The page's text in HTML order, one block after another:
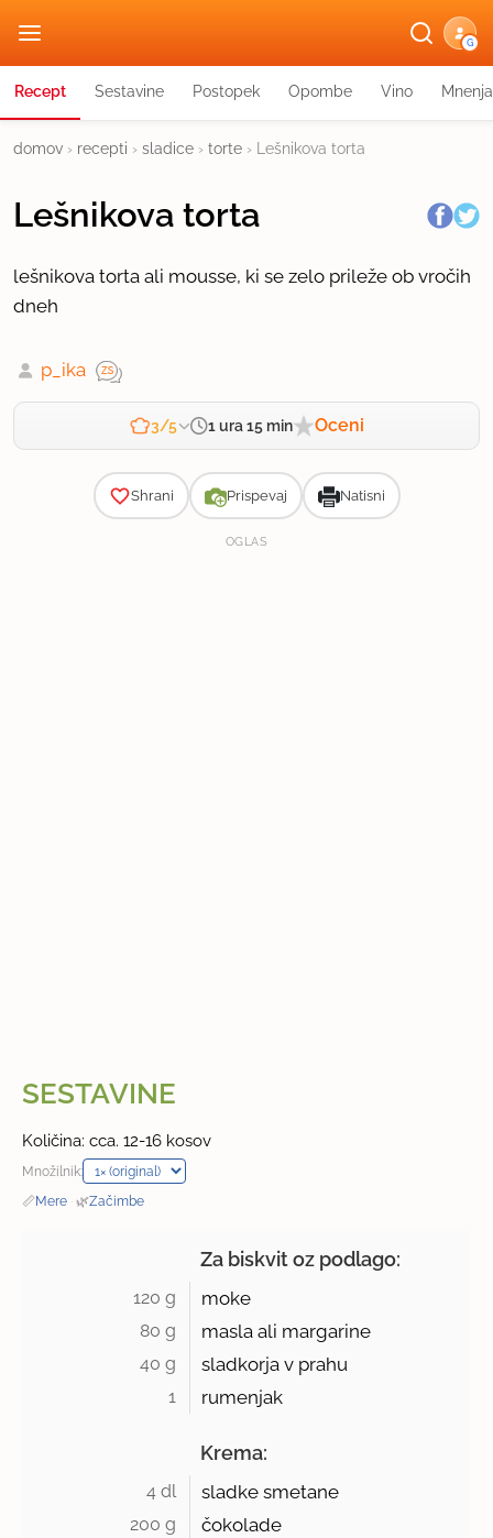
G
Recept Sestavine Postopek Opombe Vino Mnenja
domov › recepti › sladice › torte › Lešnikova torta
Lešnikova torta
lešnikova torta ali mousse, ki se zelo prileže ob vročih
dneh
p_ika
3/5 1 ura 15 min Oceni
Shrani Prispevaj Natisni
OGLAS
SESTAVINE
Količina: cca. 12-16 kosov
Množilnik:
📏Mere · 🌿Začimbe
Za biskvit oz podlago:
120 g moke
80 g masla ali margarine
40 g sladkorja v prahu
1 rumenjak
Krema:
4 dl sladke smetane
200 g čokolade